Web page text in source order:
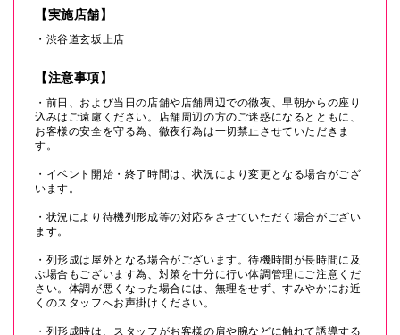
【実施店舗】
・渋谷道玄坂上店
【注意事項】
・前日、および当日の店舗や店舗周辺での徹夜、早朝からの座り
込みはご遠慮ください。店舗周辺の方のご迷惑になるとともに、
お客様の安全を守る為、徹夜行為は一切禁止させていただきま
す。
・イベント開始・終了時間は、状況により変更となる場合がござ
います。
・状況により待機列形成等の対応をさせていただく場合がござい
ます。
・列形成は屋外となる場合がございます。待機時間が長時間に及
ぶ場合もございます為、対策を十分に行い体調管理にご注意くだ
さい。体調が悪くなった場合には、無理をせず、すみやかにお近
くのスタッフへお声掛けください。
・列形成時は、スタッフがお客様の肩や腕などに触れて誘導する